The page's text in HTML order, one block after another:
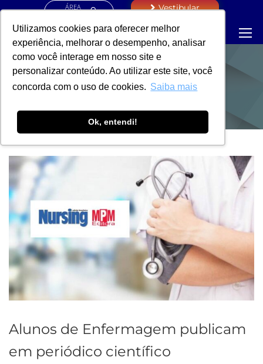
Utilizamos cookies para oferecer melhor
experiência, melhorar o desempenho, analisar
como você interage em nosso site e
personalizar conteúdo. Ao utilizar este site, você
concorda com o uso de cookies. Saiba mais
Ok, entendi!
ÁREA
Vestibular
NOTÍCIAS
Alunos de Enfermagem publicam
em periódico científico